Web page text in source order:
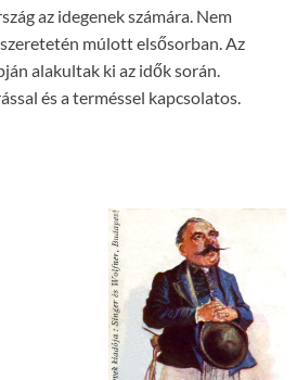
az idegenek számára. Nem
múlott elsősorban. Az
alakultak ki az idők során.
és a terméssel kapcsolatos.